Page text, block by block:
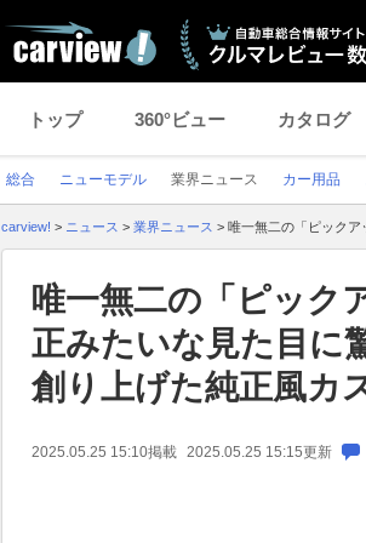
トップ 360°ビュー カタログ
総合 ニューモデル 業界ニュース カー用品
carview! > ニュース > 業界ニュース > 唯一無二の「ピックア
唯一無二の「ピック
正みたいな見た目に
創り上げた純正風カ
2025.05.25 15:10掲載 2025.05.25 15:15更新